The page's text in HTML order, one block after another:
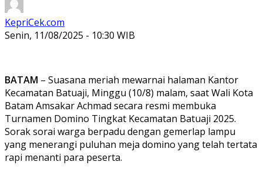
KepriCek.com
Senin, 11/08/2025 - 10:30 WIB
BATAM – Suasana meriah mewarnai halaman Kantor
Kecamatan Batuaji, Minggu (10/8) malam, saat Wali Kota
Batam Amsakar Achmad secara resmi membuka
Turnamen Domino Tingkat Kecamatan Batuaji 2025.
Sorak sorai warga berpadu dengan gemerlap lampu
yang menerangi puluhan meja domino yang telah tertata
rapi menanti para peserta.